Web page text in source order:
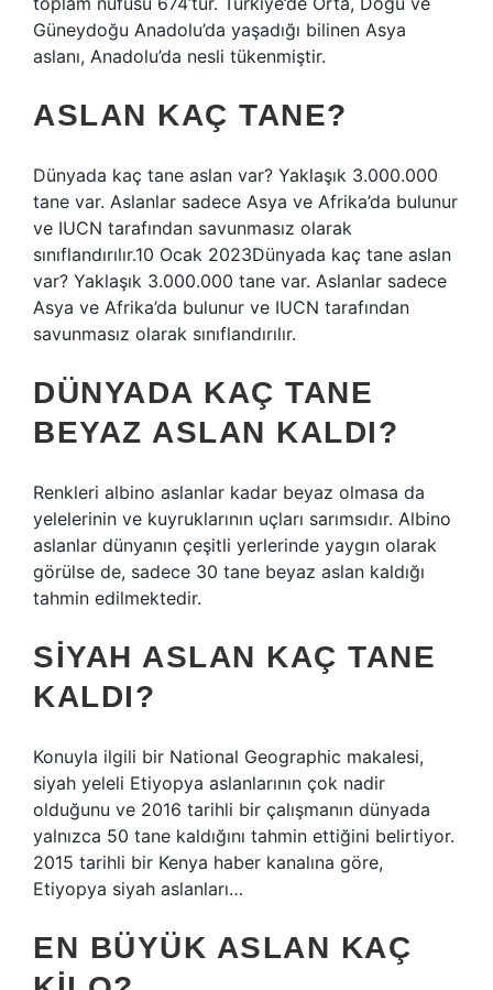
Güneydoğu Anadolu’da yaşadığı bilinen Asya
aslanı, Anadolu’da nesli tükenmiştir.
ASLAN KAÇ TANE?
Dünyada kaç tane aslan var? Yaklaşık 3.000.000
tane var. Aslanlar sadece Asya ve Afrika’da bulunur
ve IUCN tarafından savunmasız olarak
sınıflandırılır.10 Ocak 2023Dünyada kaç tane aslan
var? Yaklaşık 3.000.000 tane var. Aslanlar sadece
Asya ve Afrika’da bulunur ve IUCN tarafından
savunmasız olarak sınıflandırılır.
DÜNYADA KAÇ TANE
BEYAZ ASLAN KALDI?
Renkleri albino aslanlar kadar beyaz olmasa da
yelelerinin ve kuyruklarının uçları sarımsıdır. Albino
aslanlar dünyanın çeşitli yerlerinde yaygın olarak
görülse de, sadece 30 tane beyaz aslan kaldığı
tahmin edilmektedir.
SIYAH ASLAN KAÇ TANE
KALDI?
Konuyla ilgili bir National Geographic makalesi,
siyah yeleli Etiyopya aslanlarının çok nadir
olduğunu ve 2016 tarihli bir çalışmanın dünyada
yalnızca 50 tane kaldığını tahmin ettiğini belirtiyor.
2015 tarihli bir Kenya haber kanalına göre,
Etiyopya siyah aslanları…
EN BÜYÜK ASLAN KAÇ